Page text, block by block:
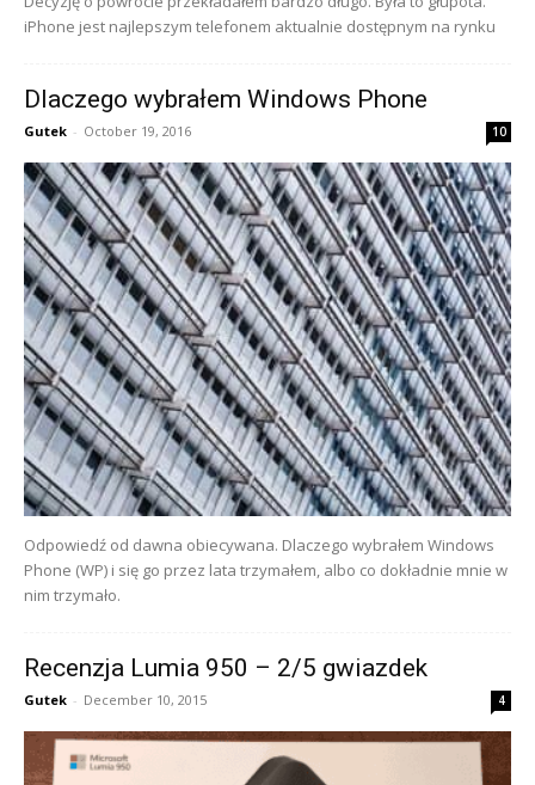
iPhone jest najlepszym telefonem aktualnie dostępnym na rynku
Dlaczego wybrałem Windows Phone
Gutek - October 19, 2016 10
Odpowiedź od dawna obiecywana. Dlaczego wybrałem Windows
Phone (WP) i się go przez lata trzymałem, albo co dokładnie mnie w
nim trzymało.
Recenzja Lumia 950 – 2/5 gwiazdek
Gutek - December 10, 2015 4